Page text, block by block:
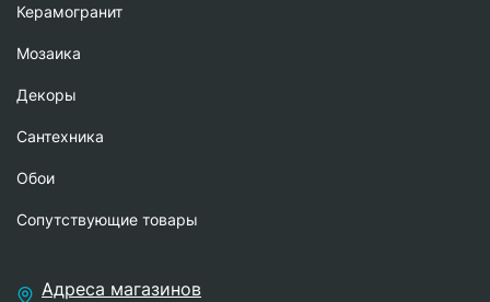
Керамогранит
Мозаика
Декоры
Сантехника
Обои
Сопутствующие товары
Адреса магазинов